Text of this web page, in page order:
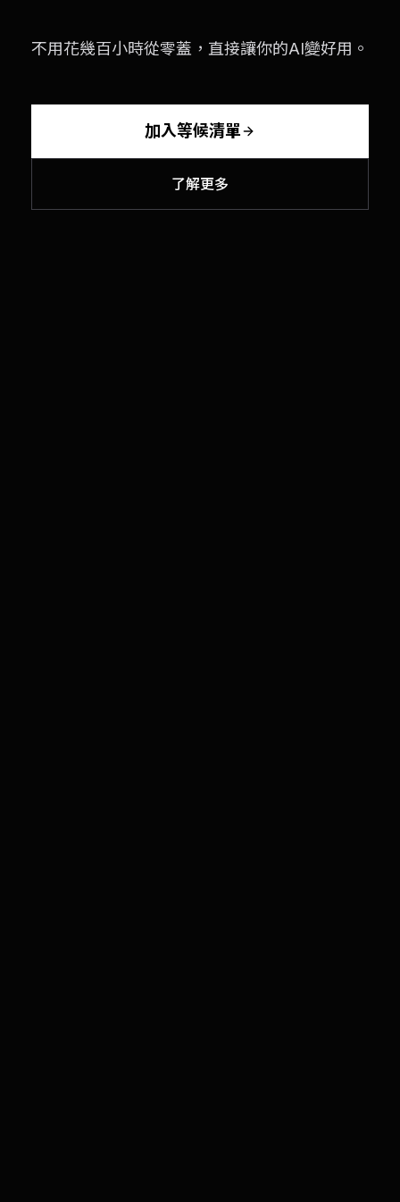
不用花幾百小時從零蓋，直接讓你的AI變好用。
加入等候清單
了解更多